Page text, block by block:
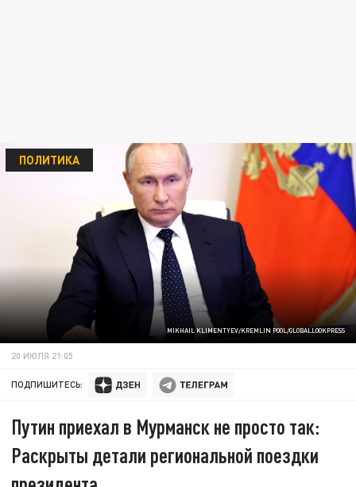
MIKHAIL KLIMENTYEV/KREMLIN POOL/GLOBALLOOKPRESS
ПОЛИТИКА
20 ИЮЛЯ 21:05
ПОДПИШИТЕСЬ:
Путин приехал в Мурманск не просто так:
Раскрыты детали региональной поездки